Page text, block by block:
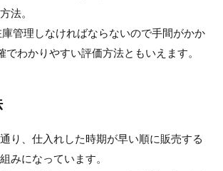
法。
管理しなければならないので手間がかか
でわかりやすい評価方法ともいえます。
り、仕入れした時期が早い順に販売する
みになっています。